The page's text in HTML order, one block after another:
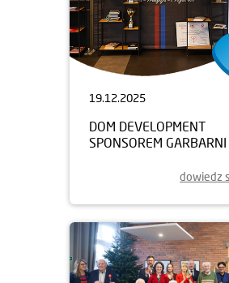
19.12.2025
DOM DEVELOPMENT
SPONSOREM GARBARNI
dowiedz